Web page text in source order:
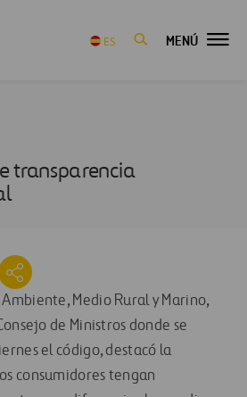
ES MENÚ
transparencia
Medio Rural y Marino,
de Ministros donde se
el código, destacó la
consumidores tengan